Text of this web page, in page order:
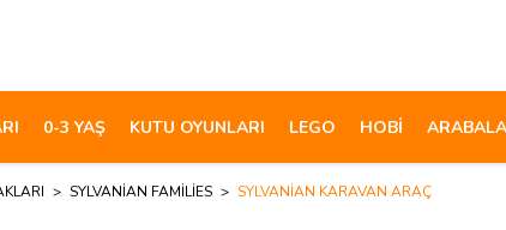
0-3 YAŞ KUTU OYUNLARI LEGO HOBİ
SYLVANİAN FAMİLİES SYLVANİAN KARAVAN ARAÇ